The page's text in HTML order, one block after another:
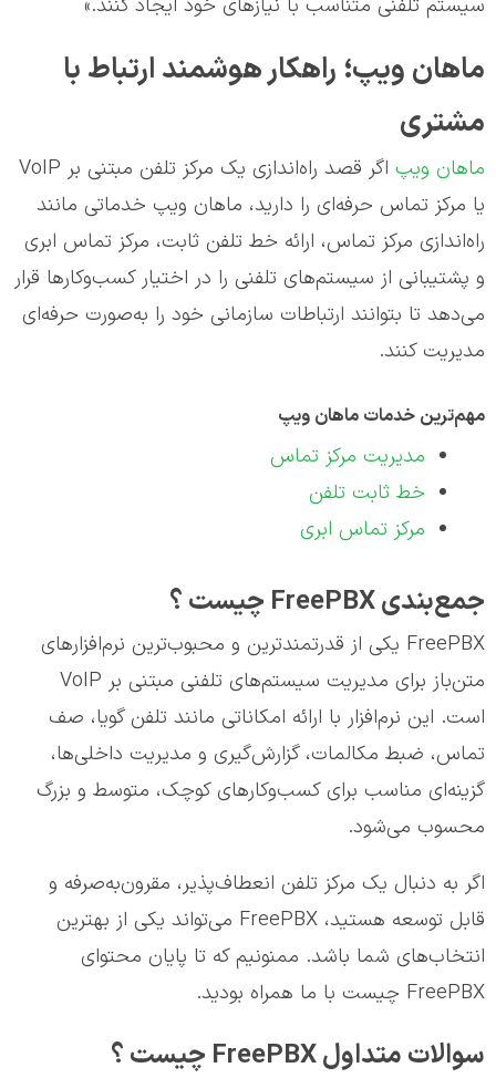
سیستم تلفنی متناسب با نیازهای خود ایجاد کنند.»
ماهان ویپ؛ راهکار هوشمند ارتباط با
مشتری
ماهان ویپ
اگر قصد راه‌اندازی یک مرکز تلفن مبتنی بر VoIP
یا مرکز تماس حرفه‌ای را دارید، ماهان ویپ خدماتی مانند
راه‌اندازی مرکز تماس، ارائه خط تلفن ثابت، مرکز تماس ابری
و پشتیبانی از سیستم‌های تلفنی را در اختیار کسب‌وکارها قرار
می‌دهد تا بتوانند ارتباطات سازمانی خود را به‌صورت حرفه‌ای
مدیریت کنند.
مهم‌ترین خدمات ماهان ویپ
مدیریت مرکز تماس
خط ثابت تلفن
مرکز تماس ابری
جمع‌بندیFreePBX چیست ؟
FreePBX یکی از قدرتمندترین و محبوب‌ترین نرم‌افزارهای
متن‌باز برای مدیریت سیستم‌های تلفنی مبتنی بر VoIP
است. این نرم‌افزار با ارائه امکاناتی مانند تلفن گویا، صف
تماس، ضبط مکالمات، گزارش‌گیری و مدیریت داخلی‌ها،
گزینه‌ای مناسب برای کسب‌وکارهای کوچک، متوسط و بزرگ
محسوب می‌شود.
اگر به دنبال یک مرکز تلفن انعطاف‌پذیر، مقرون‌به‌صرفه و
قابل توسعه هستید، FreePBX می‌تواند یکی از بهترین
انتخاب‌های شما باشد. ممنونیم که تا پایان محتوای
FreePBX چیست با ما همراه بودید.
سوالات متداولFreePBX چیست ؟